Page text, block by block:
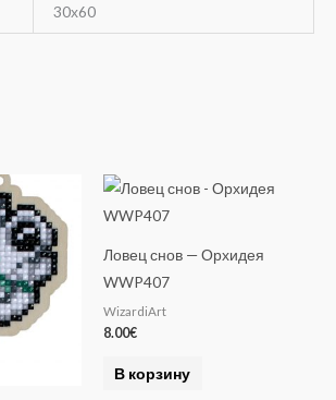
30х60
Ловец снов — Орхидея
WWP407
WizardiArt
8.00€
В корзину